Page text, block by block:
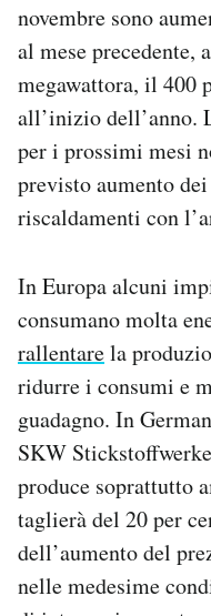
novembre sono
al mese precedente,
megawattora, il 400
all’inizio dell’anno.
per i prossimi mesi
previsto aumento
riscaldamenti con
In Europa alcuni
consumano molta
rallentarela
ridurre i consumi e
guadagno. In
SKW
produce soprattutto
taglierà del 20 per
dell’aumento del
nelle medesime